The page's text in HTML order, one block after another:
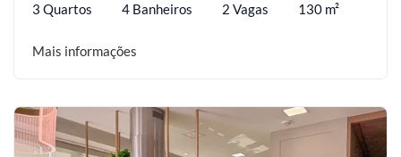
3 Quartos 4 Banheiros 2 Vagas 130 m²
Mais informações